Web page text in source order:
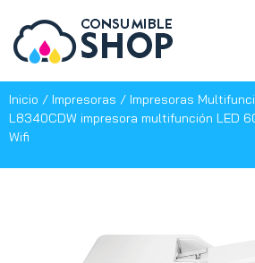
Inicio / Impresoras / Impresoras
L8340CDW impresora multifunción LED
Wifi